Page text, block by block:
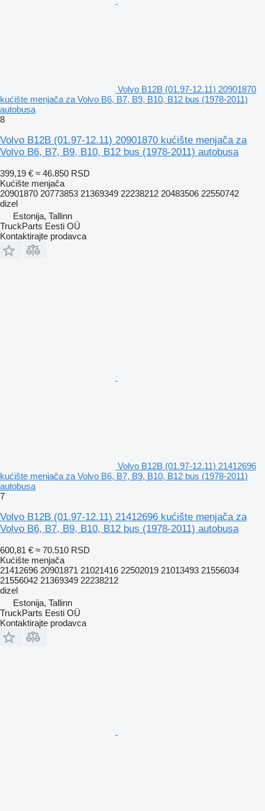
Volvo B12B (01.97-12.11) 20901870
kućište menjača za Volvo B6, B7, B9, B10, B12 bus (1978-2011)
autobusa
8
Volvo B12B (01.97-12.11) 20901870 kućište menjača za
Volvo B6, B7, B9, B10, B12 bus (1978-2011) autobusa
399,19 € ≈ 46.850 RSD
Kućište menjača
20901870 20773853 21369349 22238212 20483506 22550742
dizel
Estonija, Tallinn
TruckParts Eesti OÜ
Kontaktirajte prodavca
Volvo B12B (01.97-12.11) 21412696
kućište menjača za Volvo B6, B7, B9, B10, B12 bus (1978-2011)
autobusa
7
Volvo B12B (01.97-12.11) 21412696 kućište menjača za
Volvo B6, B7, B9, B10, B12 bus (1978-2011) autobusa
600,81 € ≈ 70.510 RSD
Kućište menjača
21412696 20901871 21021416 22502019 21013493 21556034
21556042 21369349 22238212
dizel
Estonija, Tallinn
TruckParts Eesti OÜ
Kontaktirajte prodavca